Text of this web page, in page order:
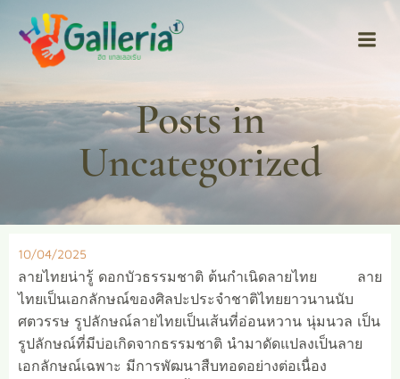
Posts in
Uncategorized
10/04/2025
ลายไทยน่ารู้ ดอกบัวธรรมชาติ ต้นกำเนิดลายไทย ลาย
ไทยเป็นเอกลักษณ์ของศิลปะประจำชาติไทยยาวนานนับ
ศตวรรษ รูปลักษณ์ลายไทยเป็นเส้นที่อ่อนหวาน นุ่มนวล เป็น
รูปลักษณ์ที่มีบ่อเกิดจากธรรมชาติ นำมาดัดแปลงเป็นลาย
เอกลักษณ์เฉพาะ มีการพัฒนาสืบทอดอย่างต่อเนื่อง